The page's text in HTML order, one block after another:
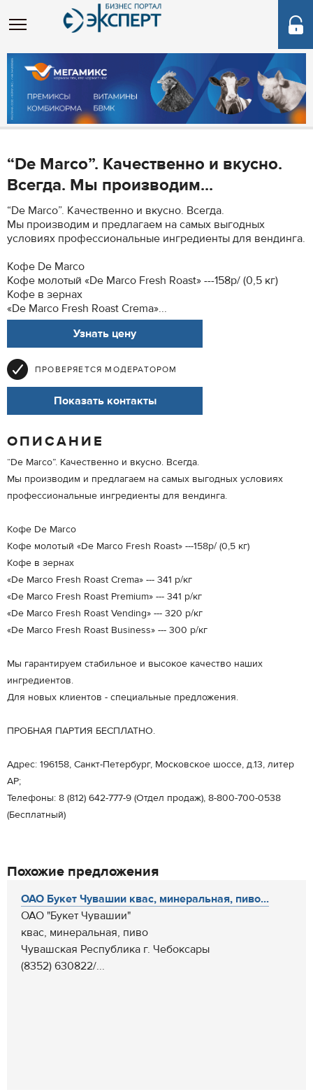
“De Marco”. Качественно и вкусно.
Всегда. Мы производим...
“De Marco”. Качественно и вкусно. Всегда.
Мы производим и предлагаем на самых выгодных
условиях профессиональные ингредиенты для вендинга.
Кофе De Marco
Кофе молотый «De Marco Fresh Roast» ---158р/ (0,5 кг)
Кофе в зернах
«De Marco Fresh Roast Crema»...
Узнать цену
ПРОВЕРЯЕТСЯ МОДЕРАТОРОМ
Показать контакты
ОПИСАНИЕ
“De Marco”. Качественно и вкусно. Всегда.
Мы производим и предлагаем на самых выгодных условиях
профессиональные ингредиенты для вендинга.
Кофе De Marco
Кофе молотый «De Marco Fresh Roast» ---158р/ (0,5 кг)
Кофе в зернах
«De Marco Fresh Roast Crema» --- 341 р/кг
«De Marco Fresh Roast Premium» --- 341 р/кг
«De Marco Fresh Roast Vending» --- 320 р/кг
«De Marco Fresh Roast Business» --- 300 р/кг
Мы гарантируем стабильное и высокое качество наших
ингредиентов.
Для новых клиентов - специальные предложения.
ПРОБНАЯ ПАРТИЯ БЕСПЛАТНО.
Адрес: 196158, Санкт-Петербург, Московское шоссе, д.13, литер
АР;
Телефоны: 8 (812) 642-777-9 (Отдел продаж), 8-800-700-0538
(Бесплатный)
Похожие предложения
ОАО Букет Чувашии квас, минеральная, пиво...
ОАО "Букет Чувашии"
квас, минеральная, пиво
Чувашская Республика г. Чебоксары
(8352) 630822/...